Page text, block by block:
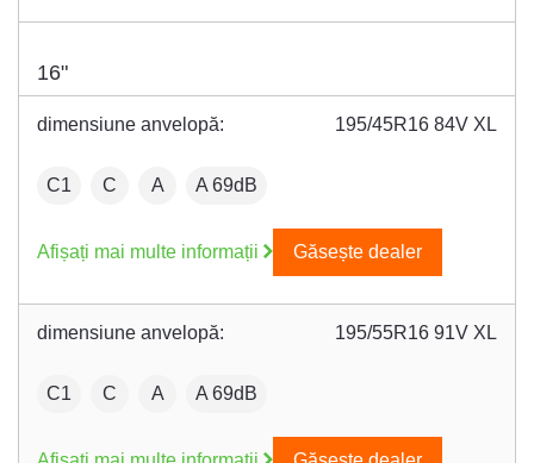
16"
dimensiune anvelopă: 195/45R16 84V XL
:C1 Fuel efficiency:
C Wet grip:
A :A 69dB
Afișați mai multe informații Găsește dealer
dimensiune anvelopă: 195/55R16 91V XL
:C1 Fuel efficiency:
C Wet grip:
A :A 69dB